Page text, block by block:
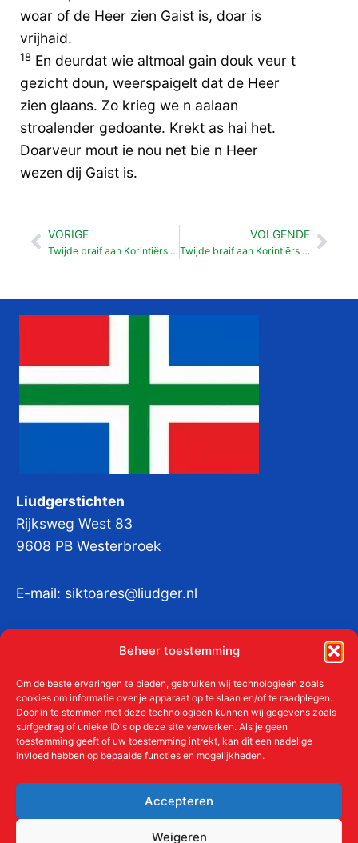
Beheer toestemming
Om de beste ervaringen te bieden, gebruiken wij technologieën zoals
cookies om informatie over je apparaat op te slaan en/of te raadplegen.
Door in te stemmen met deze technologieën kunnen wij gegevens zoals
surfgedrag of unieke ID's op deze site verwerken. Als je geen
toestemming geeft of uw toestemming intrekt, kan dit een nadelige
invloed hebben op bepaalde functies en mogelijkheden.
Accepteren
Weigeren
woar of de Heer zien Gaist is, doar is
vrijhaid.
18 En deurdat wie altmoal gain douk veur t
gezicht doun, weerspaigelt dat de Heer
zien glaans. Zo krieg we n aalaan
stroalender gedoante. Krekt as hai het.
Doarveur mout ie nou net bie n Heer
wezen dij Gaist is.
Vorige
VORIGE
Twijde braif aan Korintiërs 02
VOLGENDE
Twijde braif aan Korintiërs 04
Liudgerstichten
Rijksweg West 83
9608 PB Westerbroek
E-mail: siktoares@liudger.nl
KvKnr:41011712
Meer over de Liudgerstichten
Aanmelden als donateur
ANBI